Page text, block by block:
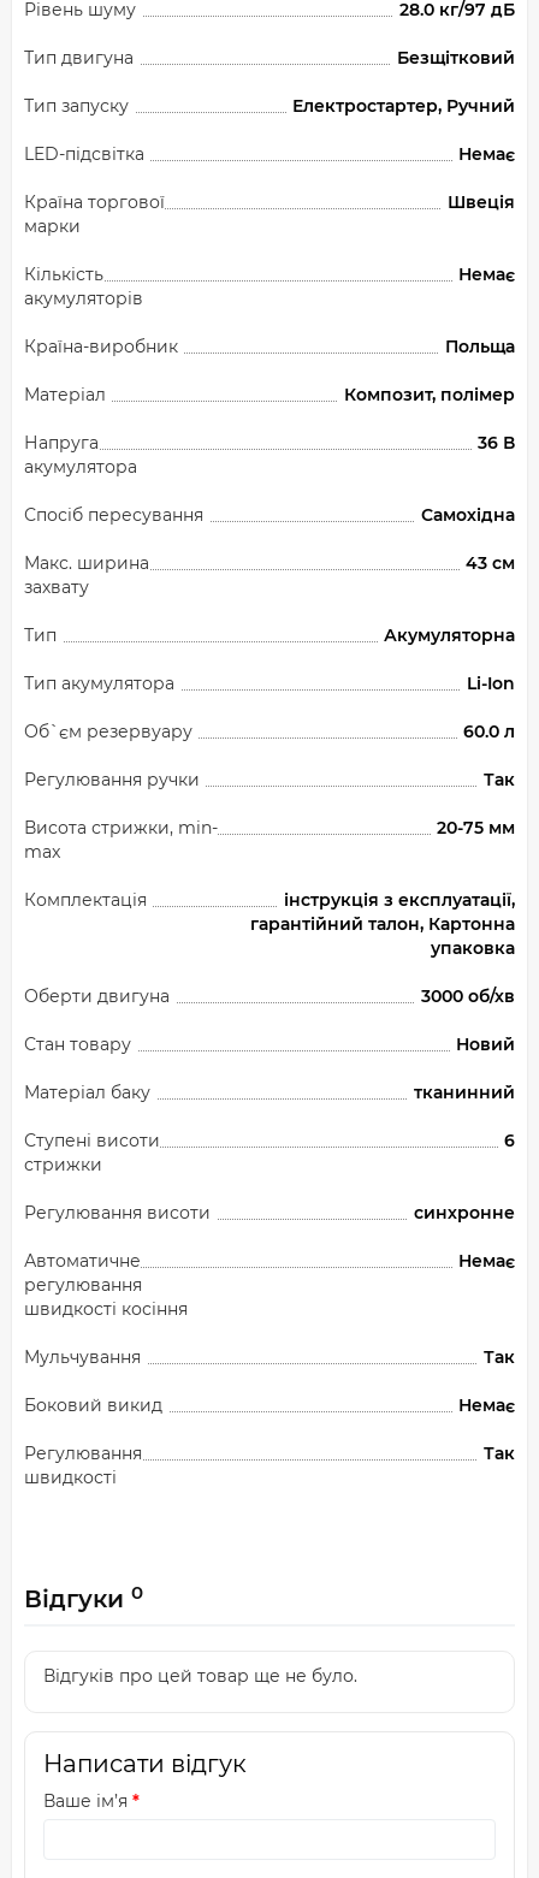
Рівень шуму 28.0 кг/97 дБ
Тип двигуна Безщітковий
Тип запуску Електростартер, Ручний
LED-підсвітка Немає
Країна торгової
марки
Швеція
Кількість
акумуляторів
Немає
Країна-виробник Польща
Матеріал Композит, полімер
Напруга
акумулятора
36 В
Спосіб пересування Самохідна
Макс. ширина
захвату
43 см
Тип Акумуляторна
Тип акумулятора Li-Ion
Об`єм резервуару 60.0 л
Регулювання ручки Так
Висота стрижки, min-
max
20-75 мм
Комплектація
інструкція з експлуатації,
гарантійний талон, Картонна
упаковка
Оберти двигуна 3000 об/хв
Стан товару Новий
Матеріал баку тканинний
Ступені висоти
стрижки
6
Регулювання висоти синхронне
Автоматичне
регулювання
швидкості косіння
Немає
Мульчування Так
Боковий викид Немає
Регулювання
швидкості
Так
Відгуки 0
Відгуків про цей товар ще не було.
Написати відгук
Ваше ім’я